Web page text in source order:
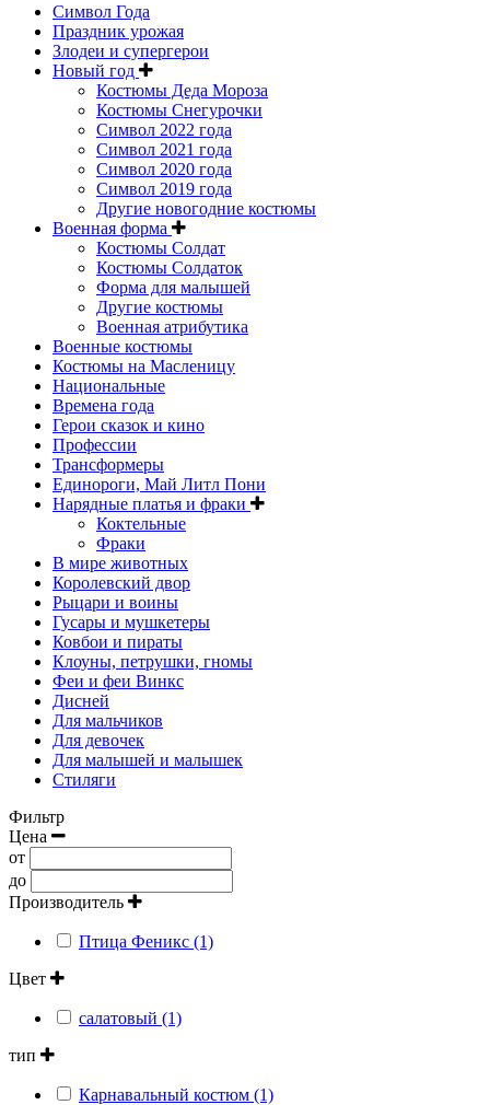
Символ Года
Праздник урожая
Злодеи и супергерои
Новый год
Костюмы Деда Мороза
Костюмы Снегурочки
Символ 2022 года
Символ 2021 года
Символ 2020 года
Символ 2019 года
Другие новогодние костюмы
Военная форма
Костюмы Солдат
Костюмы Солдаток
Форма для малышей
Другие костюмы
Военная атрибутика
Военные костюмы
Костюмы на Масленицу
Национальные
Времена года
Герои сказок и кино
Профессии
Трансформеры
Единороги, Май Литл Пони
Нарядные платья и фраки
Коктельные
Фраки
В мире животных
Королевский двор
Рыцари и воины
Гусары и мушкетеры
Ковбои и пираты
Клоуны, петрушки, гномы
Феи и феи Винкс
Дисней
Для мальчиков
Для девочек
Для малышей и малышек
Стиляги
Фильтр
Цена
от
до
Производитель
Птица Феникс (1)
Цвет
салатовый (1)
тип
Карнавальный костюм (1)